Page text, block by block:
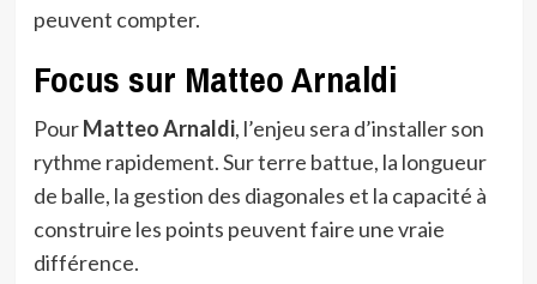
peuvent compter.
Focus sur Matteo Arnaldi
PourMatteo Arnaldi, l’enjeu sera d’installer son
rythme rapidement. Sur terre battue, la longueur
de balle, la gestion des diagonales et la capacité à
construire les points peuvent faire une vraie
différence.